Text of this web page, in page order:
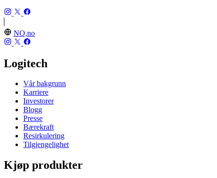
NO,no
Logitech
Vår bakgrunn
Karriere
Investorer
Blogg
Presse
Bærekraft
Resirkulering
Tilgjengelighet
Kjøp produkter